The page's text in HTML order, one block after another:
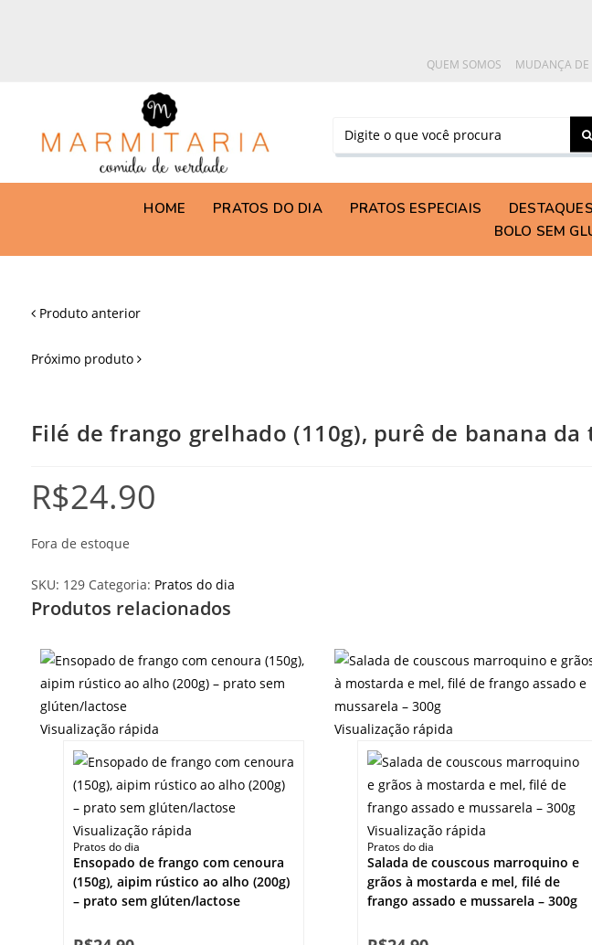
QUEM SOMOS MUDANÇA DE
HOME PRATOS DO DIA PRATOS ESPECIAIS
BOLO SEM
Produto anterior
Próximo produto
Filé de frango grelhado (110g), purê de banana
R$24.90
Fora de estoque
SKU: 129 Categoria: Pratos do dia
Produtos relacionados
Visualização rápida
Visualização rápida
Pratos do dia
Ensopado de frango com cenoura
(150g), aipim rústico ao alho (200g)
– prato sem glúten/lactose
Visualização rápida
Visualização rápida
Pratos do dia
Salada de couscous marroquino e
grãos à mostarda e mel, filé de
frango assado e mussarela – 300g